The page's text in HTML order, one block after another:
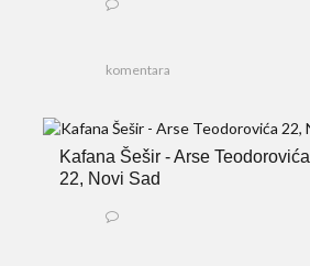
komentara
Kafana Šešir - Arse Teodorovića
22, Novi Sad